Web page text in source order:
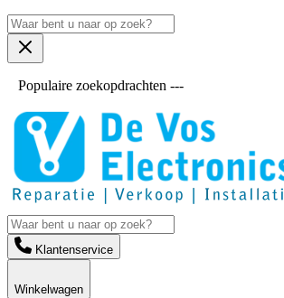
Populaire zoekopdrachten ---
Klantenservice
Winkelwagen